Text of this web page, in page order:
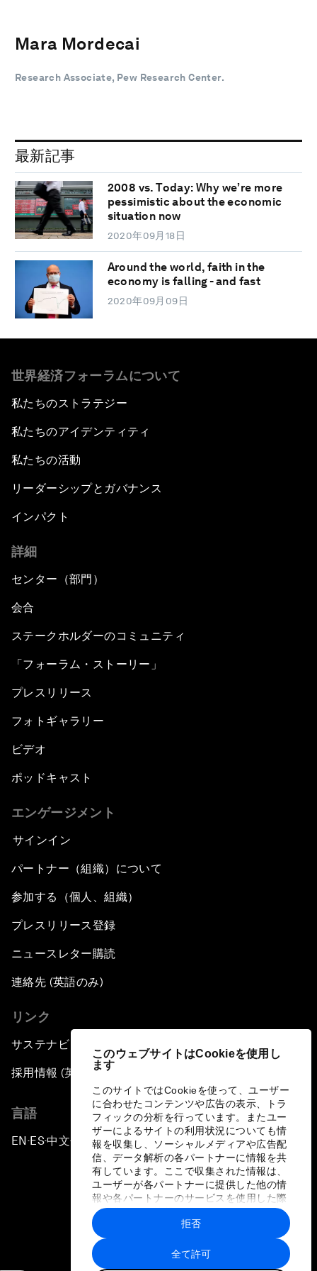
このウェブサイトはCookieを使用し
ます
このサイトではCookieを使って、ユーザー
に合わせたコンテンツや広告の表示、トラ
フィックの分析を行っています。またユー
ザーによるサイトの利用状況についても情
報を収集し、ソーシャルメディアや広告配
信、データ解析の各パートナーに情報を共
有しています。ここで収集された情報は、
ユーザーが各パートナーに提供した他の情
報や各パートナーのサービスを使用した際
に収集された情報と組み合わされ、各パー
トナーによって使用されることがありま
す。
全て許可
拒否
Mara Mordecai
Research Associate, Pew Research Center.
最新記事
2008 vs. Today: Why we’re more
pessimistic about the economic
situation now
2020年09月18日
Around the world, faith in the
economy is falling - and fast
2020年09月09日
世界経済フォーラムについて
私たちのストラテジー
私たちのアイデンティティ
私たちの活動
リーダーシップとガバナンス
インパクト
詳細
センター（部門）
会合
ステークホルダーのコミュニティ
「フォーラム・ストーリー」
プレスリリース
フォトギャラリー
ビデオ
ポッドキャスト
エンゲージメント
サインイン
パートナー（組織）について
参加する（個人、組織）
プレスリリース登録
ニュースレター購読
連絡先 (英語のみ)
リンク
サステナビリティへの取り組み
採用情報 (英語のみ)
言語
EN ▪ES▪中文▪ 日本語
プライバシーポリシーと利用規約
サイトマップ